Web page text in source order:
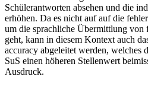
Schülerantworten absehen und die
erhöhen. Da es nicht auf auf die
um die sprachliche Übermittlung von
geht, kann in diesem Kontext auch
accuracy abgeleitet werden, welches
SuS einen höheren Stellenwert
Ausdruck.